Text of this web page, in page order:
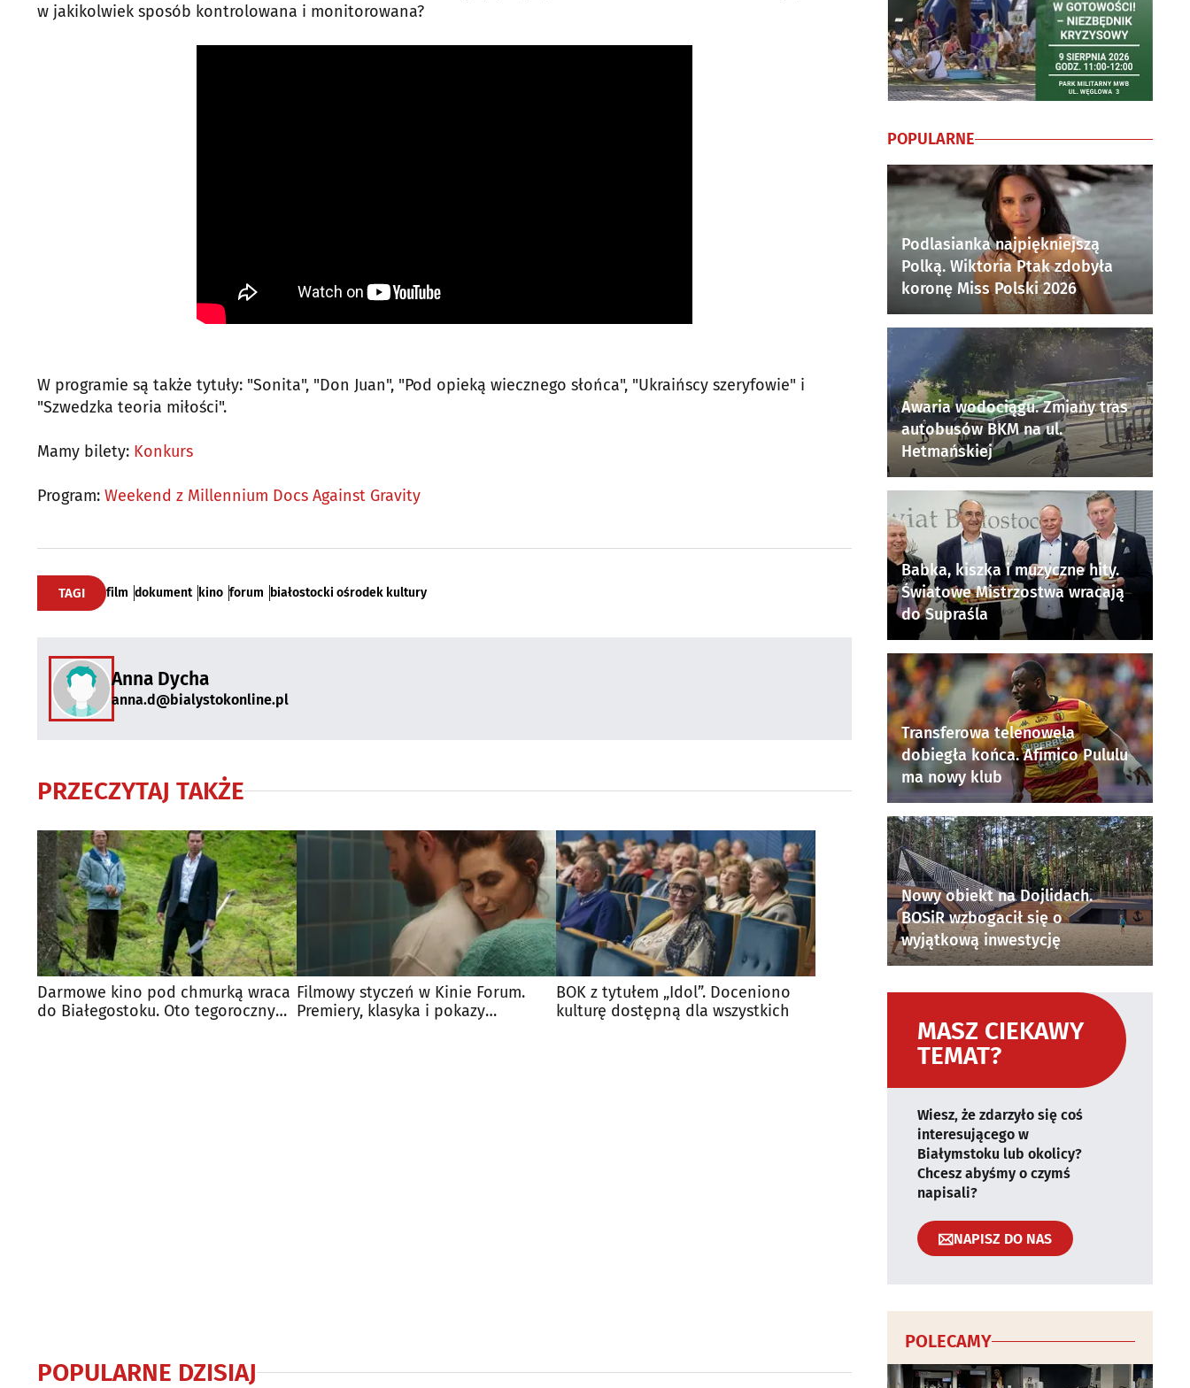
w jakikolwiek sposób kontrolowana i monitorowana?
W programie są także tytuły: "Sonita", "Don Juan", "Pod opieką wiecznego słońca", "Ukraińscy szeryfowie" i
"Szwedzka teoria miłości".
Mamy bilety: Konkurs
Program: Weekend z Millennium Docs Against Gravity
TAGI film dokument kino forum białostocki ośrodek kultury
Anna Dycha
anna.d@bialystokonline.pl
PRZECZYTAJ TAKŻE
Darmowe kino pod chmurką wraca
do Białegostoku. Oto tegoroczny
Filmowy styczeń w Kinie Forum.
Premiery, klasyka i pokazy
BOK z tytułem „Idol”. Doceniono
kulturę dostępną dla wszystkich
POPULARNE DZISIAJ
POPULARNE
Podlasianka najpiękniejszą
Polką. Wiktoria Ptak zdobyła
koronę Miss Polski 2026
Awaria wodociągu. Zmiany tras
autobusów BKM na ul.
Hetmańskiej
Babka, kiszka i muzyczne hity.
Światowe Mistrzostwa wracają
do Supraśla
Transferowa telenowela
dobiegła końca. Afimico Pululu
ma nowy klub
Nowy obiekt na Dojlidach.
BOSiR wzbogacił się o
wyjątkową inwestycję
MASZ CIEKAWY
TEMAT?
Wiesz, że zdarzyło się coś
interesującego w
Białymstoku lub okolicy?
Chcesz abyśmy o czymś
napisali?
NAPISZ DO NAS
POLECAMY